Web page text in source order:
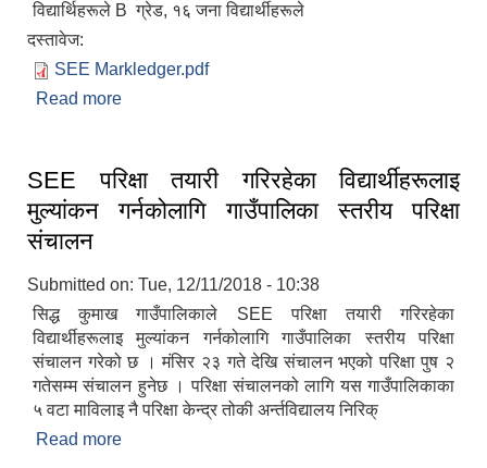
विद्यार्थिहरूले B ग्रेड, १६ जना विद्यार्थीहरूले
दस्तावेज:
SEE Markledger.pdf
Read more
SEE परिक्षा तयारी गरिरहेका विद्यार्थीहरूलाइ
मुल्यांकन गर्नकोलागि गाउँपालिका स्तरीय परिक्षा
संचालन
Submitted on: Tue, 12/11/2018 - 10:38
सिद्ध कुमाख गाउँपालिकाले SEE परिक्षा तयारी गरिरहेका
विद्यार्थीहरूलाइ मुल्यांकन गर्नकोलागि गाउँपालिका स्तरीय परिक्षा
संचालन गरेको छ । मंसिर २३ गते देखि संचालन भएको परिक्षा पुष २
गतेसम्म संचालन हुनेछ । परिक्षा संचालनको लागि यस गाउँपालिकाका
५ वटा माविलाइ नै परिक्षा केन्द्र तोकी अर्न्तविद्यालय निरिक्
Read more